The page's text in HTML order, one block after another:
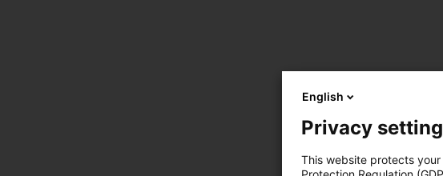
English
Privacy
This website protects